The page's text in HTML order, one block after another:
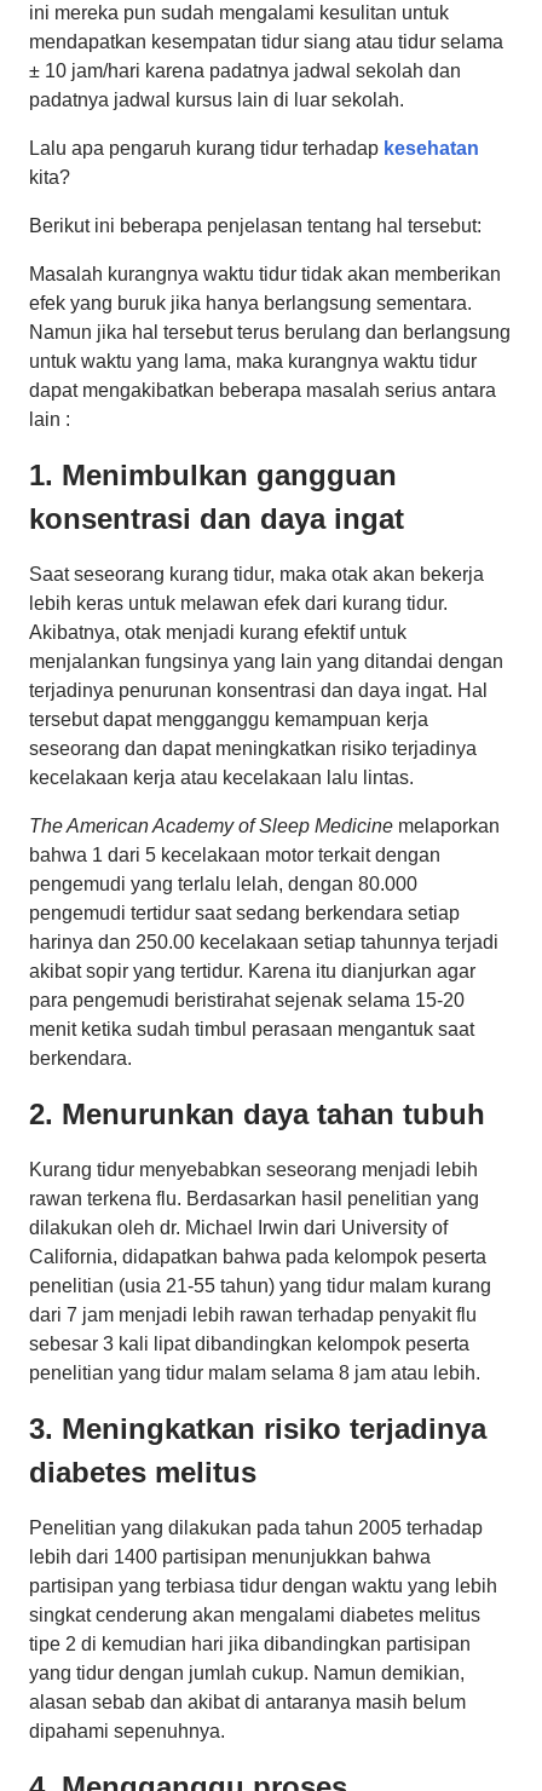
ini mereka pun sudah mengalami kesulitan untuk
mendapatkan kesempatan tidur siang atau tidur selama
± 10 jam/hari karena padatnya jadwal sekolah dan
padatnya jadwal kursus lain di luar sekolah.
Lalu apa pengaruh kurang tidur terhadap kesehatan
kita?
Berikut ini beberapa penjelasan tentang hal tersebut:
Masalah kurangnya waktu tidur tidak akan memberikan
efek yang buruk jika hanya berlangsung sementara.
Namun jika hal tersebut terus berulang dan berlangsung
untuk waktu yang lama, maka kurangnya waktu tidur
dapat mengakibatkan beberapa masalah serius antara
lain :
1. Menimbulkan gangguan
konsentrasi dan daya ingat
Saat seseorang kurang tidur, maka otak akan bekerja
lebih keras untuk melawan efek dari kurang tidur.
Akibatnya, otak menjadi kurang efektif untuk
menjalankan fungsinya yang lain yang ditandai dengan
terjadinya penurunan konsentrasi dan daya ingat. Hal
tersebut dapat mengganggu kemampuan kerja
seseorang dan dapat meningkatkan risiko terjadinya
kecelakaan kerja atau kecelakaan lalu lintas.
The American Academy of Sleep Medicine melaporkan
bahwa 1 dari 5 kecelakaan motor terkait dengan
pengemudi yang terlalu lelah, dengan 80.000
pengemudi tertidur saat sedang berkendara setiap
harinya dan 250.00 kecelakaan setiap tahunnya terjadi
akibat sopir yang tertidur. Karena itu dianjurkan agar
para pengemudi beristirahat sejenak selama 15-20
menit ketika sudah timbul perasaan mengantuk saat
berkendara.
2. Menurunkan daya tahan tubuh
Kurang tidur menyebabkan seseorang menjadi lebih
rawan terkena flu. Berdasarkan hasil penelitian yang
dilakukan oleh dr. Michael Irwin dari University of
California, didapatkan bahwa pada kelompok peserta
penelitian (usia 21-55 tahun) yang tidur malam kurang
dari 7 jam menjadi lebih rawan terhadap penyakit flu
sebesar 3 kali lipat dibandingkan kelompok peserta
penelitian yang tidur malam selama 8 jam atau lebih.
3. Meningkatkan risiko terjadinya
diabetes melitus
Penelitian yang dilakukan pada tahun 2005 terhadap
lebih dari 1400 partisipan menunjukkan bahwa
partisipan yang terbiasa tidur dengan waktu yang lebih
singkat cenderung akan mengalami diabetes melitus
tipe 2 di kemudian hari jika dibandingkan partisipan
yang tidur dengan jumlah cukup. Namun demikian,
alasan sebab dan akibat di antaranya masih belum
dipahami sepenuhnya.